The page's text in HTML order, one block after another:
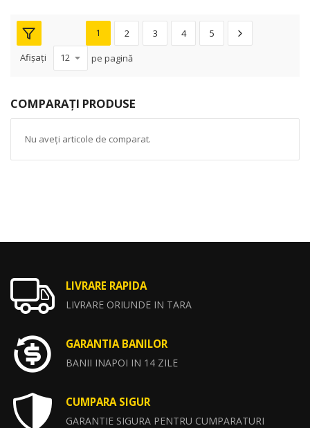
1 2 3 4
5
Afișați
pe pagină
COMPARAȚI PRODUSE
Nu aveți articole de comparat.
LIVRARE RAPIDA
LIVRARE ORIUNDE IN TARA
GARANTIA BANILOR
BANII INAPOI IN 14 ZILE
CUMPARA SIGUR
GARANTIE SIGURA PENTRU CUMPARATURI